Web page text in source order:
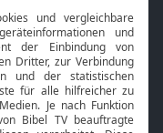
Smart TV
HbbTV
Bibelthek Online-Bibel
Nächster Gottesdienst